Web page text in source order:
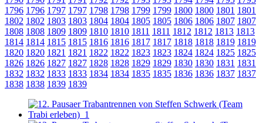
1796 1796 1797 1797 1798 1798 1799 1799 1800 1800 1801 1801
1802 1802 1803 1803 1804 1804 1805 1805 1806 1806 1807 1807
1808 1808 1809 1809 1810 1810 1811 1811 1812 1812 1813 1813
1814 1814 1815 1815 1816 1816 1817 1817 1818 1818 1819 1819
1820 1820 1821 1821 1822 1822 1823 1823 1824 1824 1825 1825
1826 1826 1827 1827 1828 1828 1829 1829 1830 1830 1831 1831
1832 1832 1833 1833 1834 1834 1835 1835 1836 1836 1837 1837
1838 1838 1839 1839